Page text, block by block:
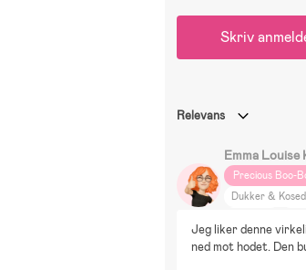
Skriv
Relevans
Emma Louise
Precious Boo-
Dukker &
Pippi
Jeg liker denne
ned mot hodet. Den